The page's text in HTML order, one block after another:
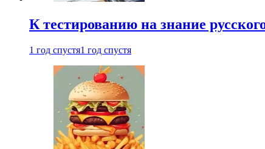
К тестированию на знание
1 год спустя1 год спустя